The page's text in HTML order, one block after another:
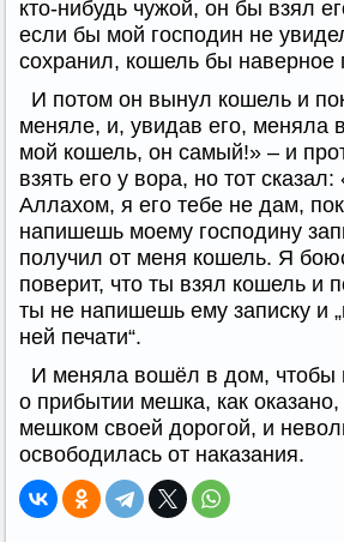
кто-нибудь чужой, он бы взял
если бы мой господин не
сохранил, кошель бы наверное
И потом он вынул кошель и
меняле, и, увидав его, меняла
мой кошель, он самый!» – и
взять его у вора, но тот сказал:
Аллахом, я его тебе не дам,
напишешь моему господину
получил от меня кошель. Я
поверит, что ты взял кошель и
ты не напишешь ему записку и
ней печати“.
И меняла вошёл в дом, чтобы
о прибытии мешка, как
мешком своей дорогой, и
освободилась от наказания.